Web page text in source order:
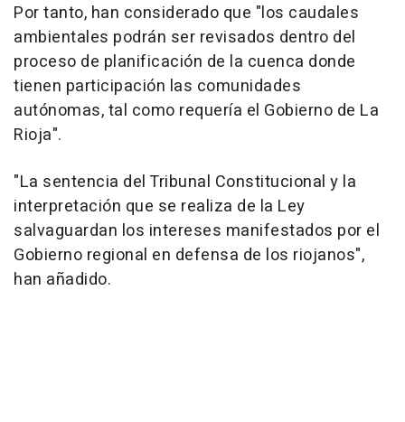
Por tanto, han considerado que "los caudales
ambientales podrán ser revisados dentro del
proceso de planificación de la cuenca donde
tienen participación las comunidades
autónomas, tal como requería el Gobierno de La
Rioja".
"La sentencia del Tribunal Constitucional y la
interpretación que se realiza de la Ley
salvaguardan los intereses manifestados por el
Gobierno regional en defensa de los riojanos",
han añadido.